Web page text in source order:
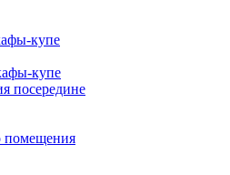
купе
купе
посередине
помещения